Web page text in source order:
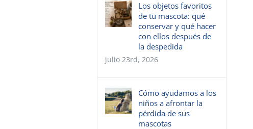
Los objetos favoritos
de tu mascota: qué
conservar y qué hacer
con ellos después de
la despedida
julio 23rd, 2026
Cómo ayudamos a los
niños a afrontar la
pérdida de sus
mascotas